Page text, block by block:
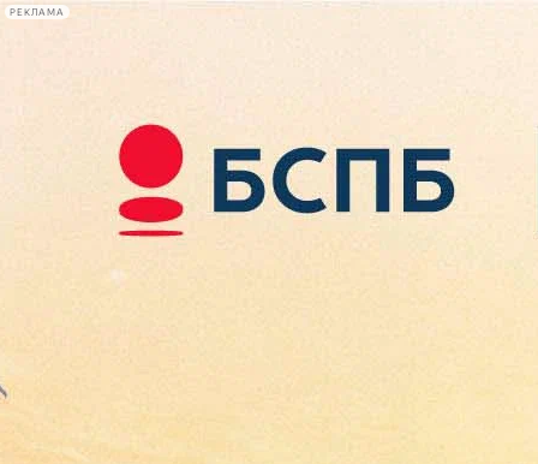
РЕКЛАМА
Сегодня:
2026.08.07
15:46
Афиша Plus